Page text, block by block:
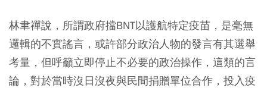
林聿禪說，所謂政府擋BNT以護航特定疫苗，是毫無
邏輯的不實謠言，或許部分政治人物的發言有其選舉
考量，但呼籲立即停止不必要的政治操作，這類的言
論，對於當時沒日沒夜與民間捐贈單位合作，投入疫